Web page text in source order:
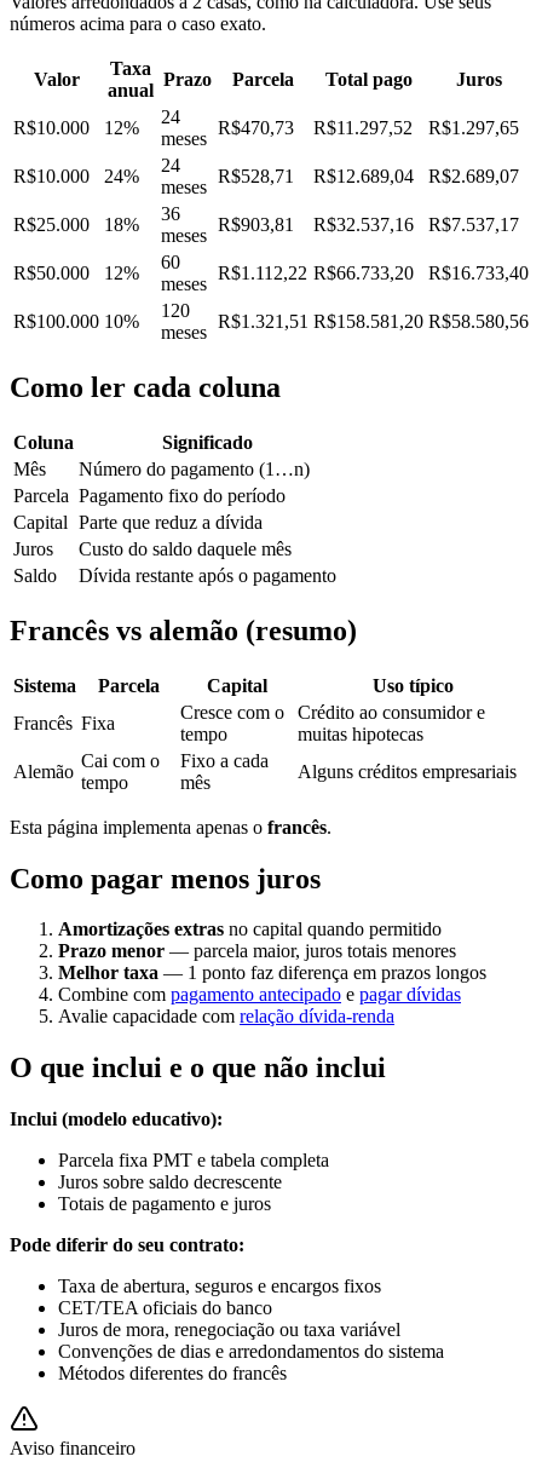
números acima para o caso exato.
Valor
Taxa
anual
Prazo Parcela Total pago Juros
R$10.000 12%
24
meses
R$470,73 R$11.297,52 R$1.297,65
R$10.000 24%
24
meses
R$528,71 R$12.689,04 R$2.689,07
R$25.000 18%
36
meses
R$903,81 R$32.537,16 R$7.537,17
R$50.000 12%
60
meses
R$1.112,22 R$66.733,20 R$16.733,40
R$100.000 10%
120
meses
R$1.321,51 R$158.581,20 R$58.580,56
Como ler cada coluna
Coluna
Significado
Mês
Número do pagamento (1…n)
Parcela Pagamento fixo do período
Capital Parte que reduz a dívida
Juros
Custo do saldo daquele mês
Saldo
Dívida restante após o pagamento
Francês vs alemão (resumo)
Sistema Parcela Capital
Uso típico
Francês Fixa
Cresce com o
tempo
Crédito ao consumidor e
muitas hipotecas
Alemão
Cai com o
tempo
Fixo a cada
mês
Alguns créditos empresariais
Esta página implementa apenas o francês.
Como pagar menos juros
Amortizações extras no capital quando permitido
Prazo menor — parcela maior, juros totais menores
Melhor taxa — 1 ponto faz diferença em prazos longos
Combine com pagamento antecipado e pagar dívidas
Avalie capacidade com relação dívida-renda
O que inclui e o que não inclui
Inclui (modelo educativo):
Parcela fixa PMT e tabela completa
Juros sobre saldo decrescente
Totais de pagamento e juros
Pode diferir do seu contrato:
Taxa de abertura, seguros e encargos fixos
CET/TEA oficiais do banco
Juros de mora, renegociação ou taxa variável
Convenções de dias e arredondamentos do sistema
Métodos diferentes do francês
Aviso financeiro